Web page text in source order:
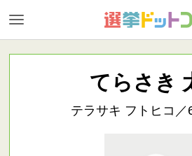
てらさき
テラサキ フトヒコ／